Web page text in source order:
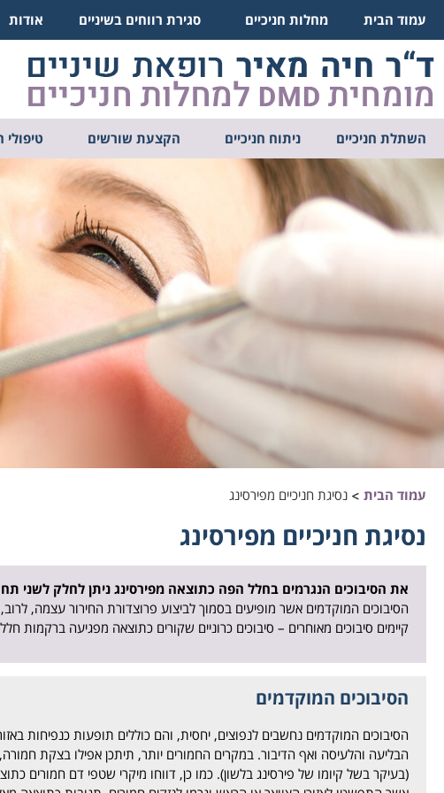
עמוד הבית מחלות חניכיים סגירת רווחים בשיניים אודות
השתלת חניכיים ניתוח חניכיים הקצעת שורשים טיפולי
עמוד הבית > נסיגת חניכיים מפירסינג
נסיגת חניכיים מפירסינג
את הסיבוכים הנגרמים בחלל הפה כתוצאה מפירסינג ניתן לחלק לשני
הסיבוכים המוקדמים אשר מופיעים בסמוך לביצוע פרוצדורת החירור עצמה,
קיימים סיבוכים מאוחרים – סיבוכים כרוניים שקורים כתוצאה מפגיעה ברקמות
הסיבוכים המוקדמים
הסיבוכים המוקדמים נחשבים לנפוצים, יחסית, והם כוללים תופעות כנפיחות
הבליעה והלעיסה ואף הדיבור. במקרים החמורים יותר, תיתכן אפילו בצקת
(בעיקר בשל קיומו של פירסינג בלשון). כמו כן, דווחו מיקרי שטפי דם חמורים